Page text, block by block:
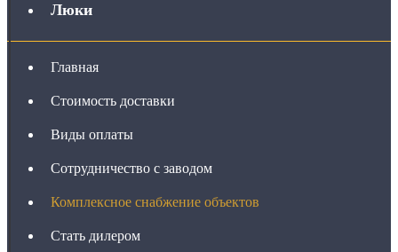
Люки
Главная
Стоимость доставки
Виды оплаты
Сотрудничество с заводом
Комплексное снабжение объектов
Стать дилером